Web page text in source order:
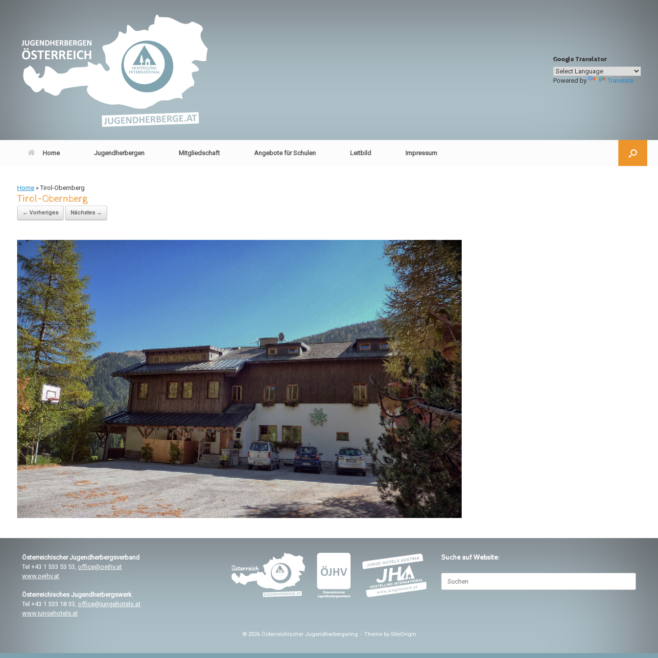
Google Translator
Powered by Translate
Home Jugendherbergen Mitgliedschaft Angebote für Schulen Leitbild Impressum
Home »Tirol-Obernberg
Tirol-Obernberg
← Vorheriges Nächstes →
ÖsterreichischerJugendherbergsverband
Tel +43 1 533 53 53, office@oejhv.at
www.oejhv.at
Österreichisches Jugendherbergswerk
Tel +43 1 533 18 33, office@jungehotels.at
www.jungehotels.at
Suche auf Website:
nach:
© 2026 Österreichischer Jugendherbergsring Theme by SiteOrigin